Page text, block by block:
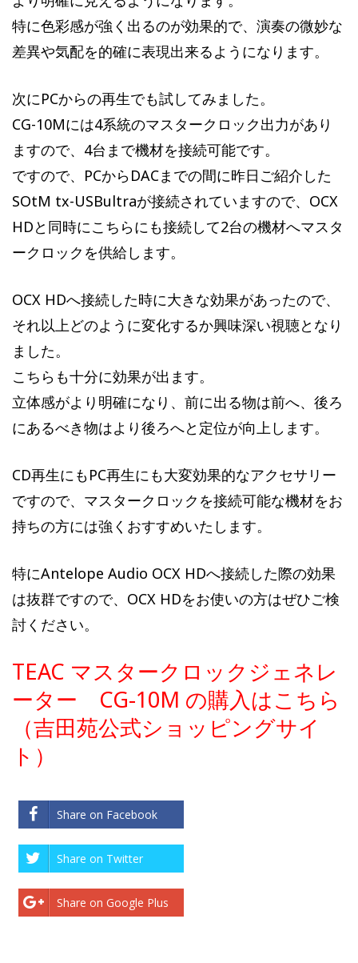
特に色彩感が強く出るのが効果的で、演奏の微妙な
差異や気配を的確に表現出来るようになります。
次にPCからの再生でも試してみました。
CG-10Mには4系統のマスタークロック出力があり
ますので、4台まで機材を接続可能です。
ですので、PCからDACまでの間に昨日ご紹介した
SOtM tx-USBultraが接続されていますので、OCX
HDと同時にこちらにも接続して2台の機材へマスタ
ークロックを供給します。
OCX HDへ接続した時に大きな効果があったので、
それ以上どのように変化するか興味深い視聴となり
ました。
こちらも十分に効果が出ます。
立体感がより明確になり、前に出る物は前へ、後ろ
にあるべき物はより後ろへと定位が向上します。
CD再生にもPC再生にも大変効果的なアクセサリー
ですので、マスタークロックを接続可能な機材をお
持ちの方には強くおすすめいたします。
特にAntelope Audio OCX HDへ接続した際の効果
は抜群ですので、OCX HDをお使いの方はぜひご検
討ください。
TEAC マスタークロックジェネレ
ーター CG-10M の購入はこちら
（吉田苑公式ショッピングサイ
ト）
Share on Facebook
Share on Twitter
Share on Google Plus